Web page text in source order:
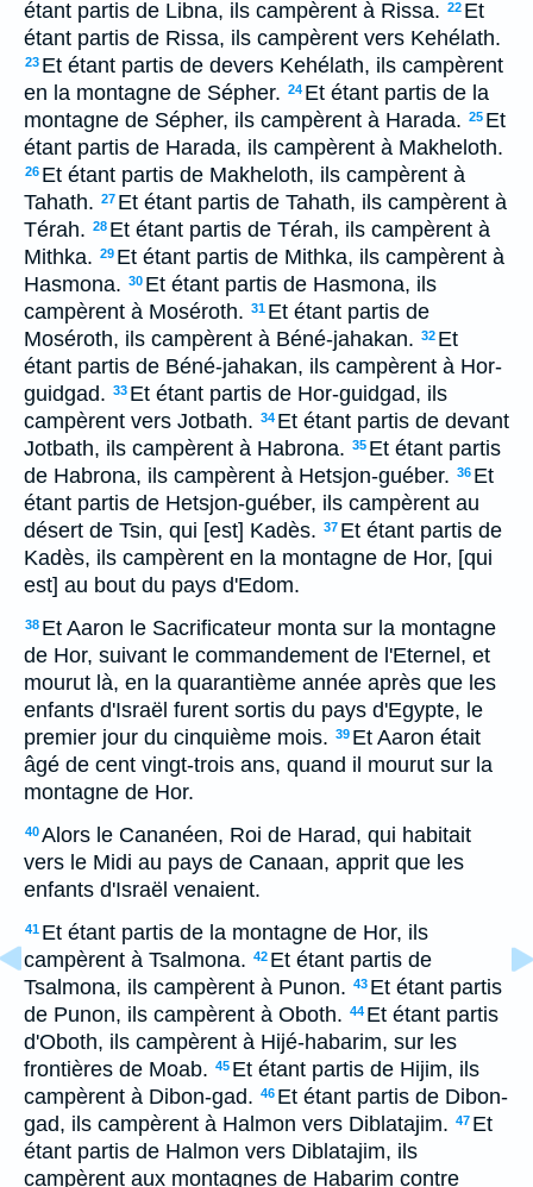
étant partis de Libna, ils campèrent à Rissa. 22 Et
étant partis de Rissa, ils campèrent vers Kehélath.
23 Et étant partis de devers Kehélath, ils campèrent
en la montagne de Sépher. 24 Et étant partis de la
montagne de Sépher, ils campèrent à Harada. 25 Et
étant partis de Harada, ils campèrent à Makheloth.
26 Et étant partis de Makheloth, ils campèrent à
Tahath. 27 Et étant partis de Tahath, ils campèrent à
Térah. 28 Et étant partis de Térah, ils campèrent à
Mithka. 29 Et étant partis de Mithka, ils campèrent à
Hasmona. 30 Et étant partis de Hasmona, ils
campèrent à Moséroth. 31 Et étant partis de
Moséroth, ils campèrent à Béné-jahakan. 32 Et
étant partis de Béné-jahakan, ils campèrent à Hor-
guidgad. 33 Et étant partis de Hor-guidgad, ils
campèrent vers Jotbath. 34 Et étant partis de devant
Jotbath, ils campèrent à Habrona. 35 Et étant partis
de Habrona, ils campèrent à Hetsjon-guéber. 36 Et
étant partis de Hetsjon-guéber, ils campèrent au
désert de Tsin, qui [est] Kadès. 37 Et étant partis de
Kadès, ils campèrent en la montagne de Hor, [qui
est] au bout du pays d'Edom.
38 Et Aaron le Sacrificateur monta sur la montagne
de Hor, suivant le commandement de l'Eternel, et
mourut là, en la quarantième année après que les
enfants d'Israël furent sortis du pays d'Egypte, le
premier jour du cinquième mois. 39 Et Aaron était
âgé de cent vingt-trois ans, quand il mourut sur la
montagne de Hor.
40Alors le Cananéen, Roi de Harad, qui habitait
vers le Midi au pays de Canaan, apprit que les
enfants d'Israël venaient.
41 Et étant partis de la montagne de Hor, ils
campèrent à Tsalmona. 42 Et étant partis de
Tsalmona, ils campèrent à Punon. 43 Et étant partis
de Punon, ils campèrent à Oboth. 44 Et étant partis
d'Oboth, ils campèrent à Hijé-habarim, sur les
frontières de Moab. 45 Et étant partis de Hijim, ils
campèrent à Dibon-gad. 46 Et étant partis de Dibon-
gad, ils campèrent à Halmon vers Diblatajim. 47 Et
étant partis de Halmon vers Diblatajim, ils
campèrent aux montagnes de Habarim contre